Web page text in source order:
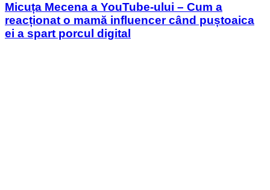
Micuța Mecena a YouTube-ului – Cum a
reacționat o mamă influencer când puștoaica
ei a spart porcul digital